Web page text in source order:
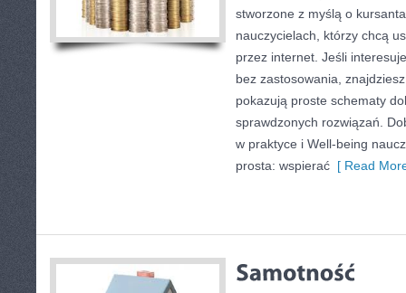
stworzone z myślą o
nauczycielach, którzy chcą
przez internet. Jeśli
bez zastosowania,
pokazują proste schematy
sprawdzonych rozwiązań.
w praktyce i Well-being
prosta: wspierać [ Read